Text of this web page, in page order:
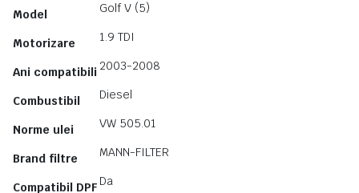
Model Golf V (5)
Motorizare 1.9 TDI
Ani compatibili 2003-2008
Combustibil Diesel
Norme ulei VW 505.01
Brand filtre MANN-FILTER
Compatibil DPF Da